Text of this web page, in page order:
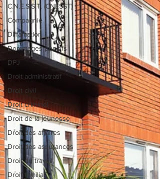
C.N.E.S.S.T. (CNESST)
Compagnie
Diffamation
Dommages punitifs
DPJ
Droit administratif
Droit civil
Droit criminel
Droit de la jeunesse
Droit des affaires
Droit des assurances
Droit du travail
Droit familial